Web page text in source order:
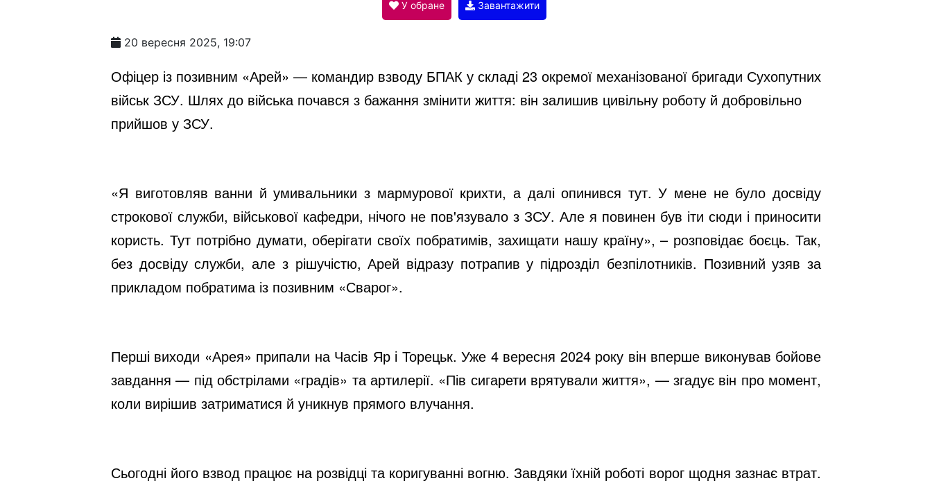
d
o
У обране Завантажити
20 вересня 2025, 19:07
Офіцер із позивним «Арей» — командир взводу БПАК у складі 23 окремої механізованої бригади Сухопутних
військ ЗСУ. Шлях до війська почався з бажання змінити життя: він залишив цивільну роботу й добровільно
прийшов у ЗСУ.
«Я виготовляв ванни й умивальники з мармурової крихти, а далі опинився тут. У мене не було досвіду
строкової служби, військової кафедри, нічого не пов'язувало з ЗСУ. Але я повинен був іти сюди і приносити
користь. Тут потрібно думати, оберігати своїх побратимів, захищати нашу країну», – розповідає боєць. Так,
без досвіду служби, але з рішучістю, Арей відразу потрапив у підрозділ безпілотників. Позивний узяв за
прикладом побратима із позивним «Сварог».
Перші виходи «Арея» припали на Часів Яр і Торецьк. Уже 4 вересня 2024 року він вперше виконував бойове
завдання — під обстрілами «градів» та артилерії. «Пів сигарети врятували життя», — згадує він про момент,
коли вирішив затриматися й уникнув прямого влучання.
Сьогодні його взвод працює на розвідці та коригуванні вогню. Завдяки їхній роботі ворог щодня зазнає втрат.